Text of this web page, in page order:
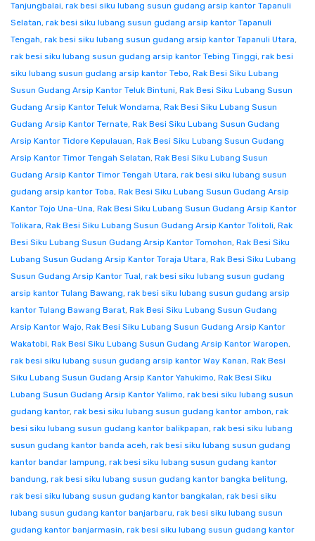
Tanjungbalai, rak besi siku lubang susun gudang arsip kantor Tapanuli
Selatan, rak besi siku lubang susun gudang arsip kantor Tapanuli
Tengah, rak besi siku lubang susun gudang arsip kantor Tapanuli Utara,
rak besi siku lubang susun gudang arsip kantor Tebing Tinggi, rak besi
siku lubang susun gudang arsip kantor Tebo, Rak Besi Siku Lubang
Susun Gudang Arsip Kantor Teluk Bintuni, Rak Besi Siku Lubang Susun
Gudang Arsip Kantor Teluk Wondama, Rak Besi Siku Lubang Susun
Gudang Arsip Kantor Ternate, Rak Besi Siku Lubang Susun Gudang
Arsip Kantor Tidore Kepulauan, Rak Besi Siku Lubang Susun Gudang
Arsip Kantor Timor Tengah Selatan, Rak Besi Siku Lubang Susun
Gudang Arsip Kantor Timor Tengah Utara, rak besi siku lubang susun
gudang arsip kantor Toba, Rak Besi Siku Lubang Susun Gudang Arsip
Kantor Tojo Una-Una, Rak Besi Siku Lubang Susun Gudang Arsip Kantor
Tolikara, Rak Besi Siku Lubang Susun Gudang Arsip Kantor Tolitoli, Rak
Besi Siku Lubang Susun Gudang Arsip Kantor Tomohon, Rak Besi Siku
Lubang Susun Gudang Arsip Kantor Toraja Utara, Rak Besi Siku Lubang
Susun Gudang Arsip Kantor Tual, rak besi siku lubang susun gudang
arsip kantor Tulang Bawang, rak besi siku lubang susun gudang arsip
kantor Tulang Bawang Barat, Rak Besi Siku Lubang Susun Gudang
Arsip Kantor Wajo, Rak Besi Siku Lubang Susun Gudang Arsip Kantor
Wakatobi, Rak Besi Siku Lubang Susun Gudang Arsip Kantor Waropen,
rak besi siku lubang susun gudang arsip kantor Way Kanan, Rak Besi
Siku Lubang Susun Gudang Arsip Kantor Yahukimo, Rak Besi Siku
Lubang Susun Gudang Arsip Kantor Yalimo, rak besi siku lubang susun
gudang kantor, rak besi siku lubang susun gudang kantor ambon, rak
besi siku lubang susun gudang kantor balikpapan, rak besi siku lubang
susun gudang kantor banda aceh, rak besi siku lubang susun gudang
kantor bandar lampung, rak besi siku lubang susun gudang kantor
bandung, rak besi siku lubang susun gudang kantor bangka belitung,
rak besi siku lubang susun gudang kantor bangkalan, rak besi siku
lubang susun gudang kantor banjarbaru, rak besi siku lubang susun
gudang kantor banjarmasin, rak besi siku lubang susun gudang kantor